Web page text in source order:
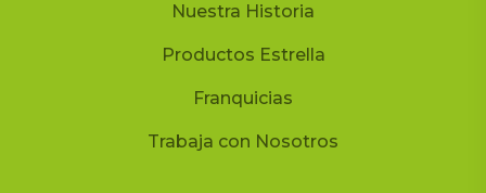
Nuestra Historia
Productos Estrella
Franquicias
Trabaja con Nosotros